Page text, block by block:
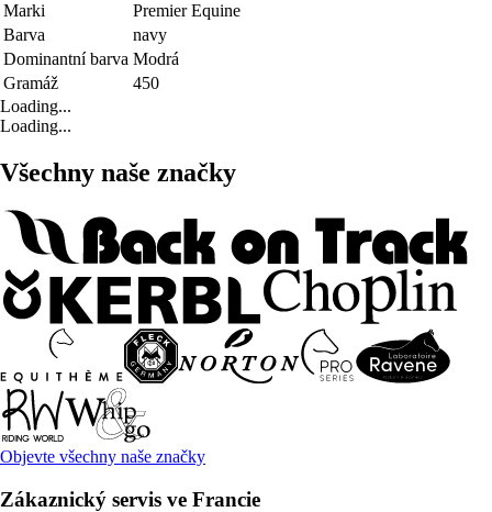
Marki
Premier Equine
Barva
navy
Dominantní barva Modrá
Gramáž
450
Loading...
Loading...
Všechny naše značky
Objevte všechny naše značky
Zákaznický servis ve Francie